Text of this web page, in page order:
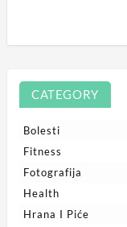
CATEGORY
Bolesti
Fitness
Fotografija
Health
Hrana I Piće